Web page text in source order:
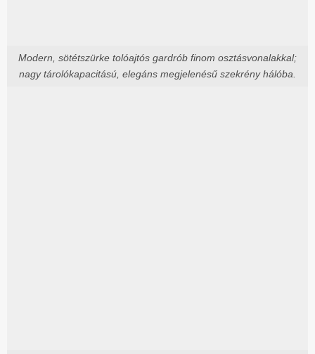
Modern, sötétszürke tolóajtós gardrób finom osztásvonalakkal;
nagy tárolókapacitású, elegáns megjelenésű szekrény hálóba.